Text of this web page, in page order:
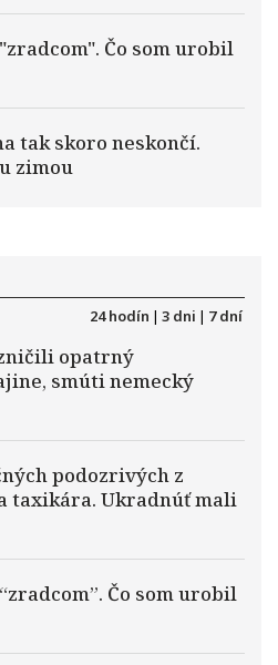
Čo som urobil
tak skoro neskončí.
zimou
24 hodín | 3 dni | 7 dní
opatrný
smúti nemecký
podozrivých z
taxikára. Ukradnúť mali
Čo som urobil